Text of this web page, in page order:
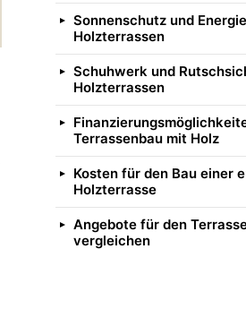
Sonnenschutz und
Holzterrassen
Schuhwerk und
Holzterrassen
Terrassenbau mit Holz
Kosten für den Bau einer
Holzterrasse
Angebote für den
vergleichen